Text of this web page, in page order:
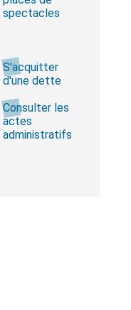
spectacles
S'acquitter
d'une dette
Consulter les
actes
administratifs